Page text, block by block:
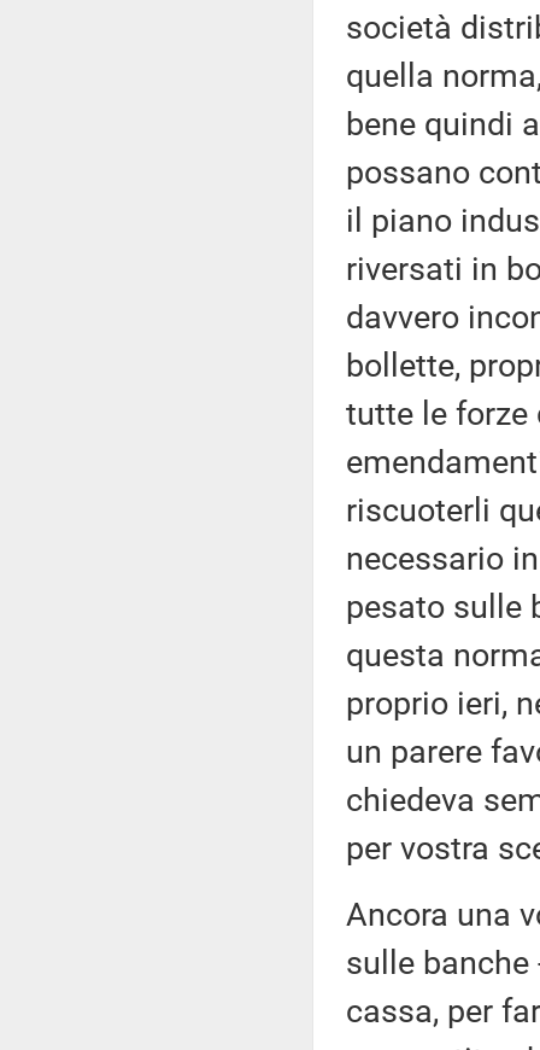
società
quella
bene quindi
possano
il piano
riversati in
davvero
bollette,
tutte le forze
riscuoterli
necessario
pesato sulle
questa
proprio ieri,
un parere
chiedeva
per vostra
Ancora una
sulle
cassa, per